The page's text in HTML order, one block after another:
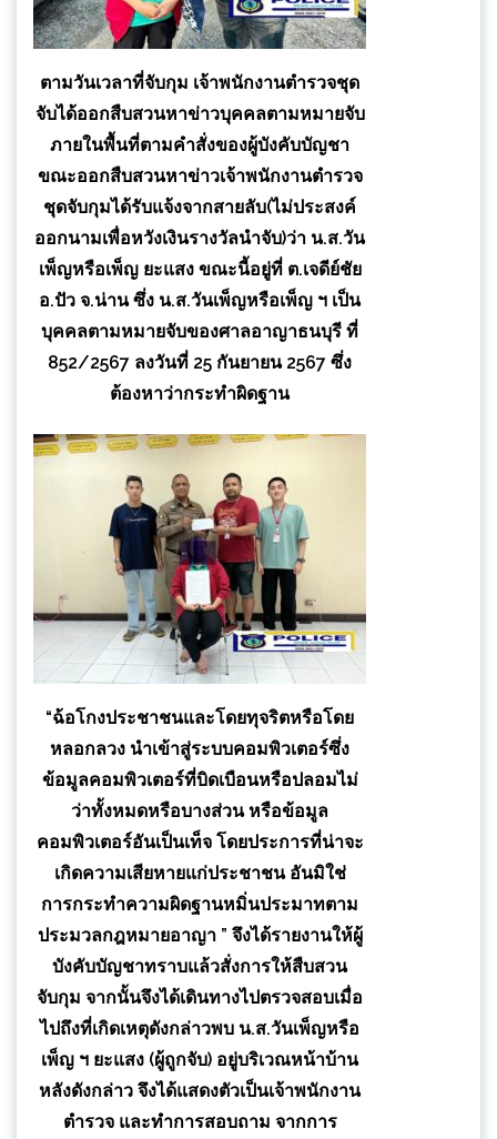
ตามวันเวลาที่จับกุม เจ้าพนักงานตำรวจชุด
จับได้ออกสืบสวนหาข่าวบุคคลตามหมายจับ
ภายในพื้นที่ตามคำสั่งของผู้บังคับบัญชา
ขณะออกสืบสวนหาข่าวเจ้าพนักงานตำรวจ
ชุดจับกุมได้รับแจ้งจากสายลับ(ไม่ประสงค์
ออกนามเพื่อหวังเงินรางวัลนำจับ)ว่า น.ส.วัน
เพ็ญหรือเพ็ญ ยะแสง ขณะนี้อยู่ที่ ต.เจดีย์ชัย
อ.ปัว จ.น่าน ซึ่ง น.ส.วันเพ็ญหรือเพ็ญ ฯ เป็น
บุคคลตามหมายจับของศาลอาญาธนบุรี ที่
852/2567 ลงวันที่ 25 กันยายน 2567 ซึ่ง
ต้องหาว่ากระทำผิดฐาน
“ฉ้อโกงประชาชนและโดยทุจริตหรือโดย
หลอกลวง นำเข้าสู่ระบบคอมพิวเตอร์ซึ่ง
ข้อมูลคอมพิวเตอร์ที่บิดเบือนหรือปลอมไม่
ว่าทั้งหมดหรือบางส่วน หรือข้อมูล
คอมพิวเตอร์อันเป็นเท็จ โดยประการที่น่าจะ
เกิดความเสียหายแก่ประชาชน อันมิใช่
การกระทำความผิดฐานหมิ่นประมาทตาม
ประมวลกฎหมายอาญา ” จึงได้รายงานให้ผู้
บังคับบัญชาทราบแล้วสั่งการให้สืบสวน
จับกุม จากนั้นจึงได้เดินทางไปตรวจสอบเมื่อ
ไปถึงที่เกิดเหตุดังกล่าวพบ น.ส.วันเพ็ญหรือ
เพ็ญ ฯ ยะแสง (ผู้ถูกจับ) อยู่บริเวณหน้าบ้าน
หลังดังกล่าว จึงได้แสดงตัวเป็นเจ้าพนักงาน
ตำรวจ และทำการสอบถาม จากการ